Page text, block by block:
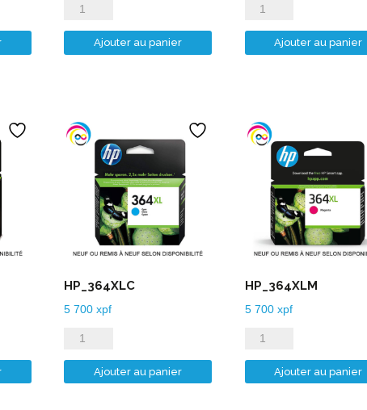
quantité
de
HP_304XLB
Ajouter au panier
quantité
de
HP_304XLCoul
Ajouter au panier
HP_364XLC
5 700xpf
quantité
de
HP_364XLC
Ajouter au panier
HP_364XLM
5 700 xpf
quantité
de
HP_364XLM
Ajouter au panier